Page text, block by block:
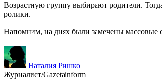
Возрастную группу выбирают родители.
ролики.
Напомним, на днях были замечены массовые
Наталия Ришко
Журналист/Gazetainform